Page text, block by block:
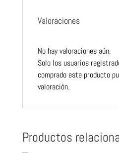
Valoraciones
No hay valoraciones aún.
Solo los usuarios
comprado este producto
valoración.
Productos